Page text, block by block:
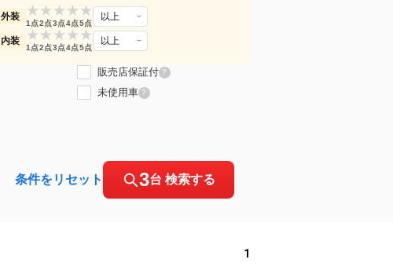
外装 ★
1点
★
2点
★
3点
★
4点
★
5点
以上
内装 ★
1点
★
2点
★
3点
★
4点
★
5点
以上
販売店保証付 ?
未使用車 ?
条件をリセット 3台 検索する
1